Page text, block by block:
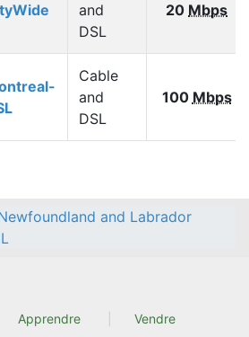
and
DSL
20 Mbps
Cable
and
DSL
100 Mbps
and Labrador
Apprendre Vendre